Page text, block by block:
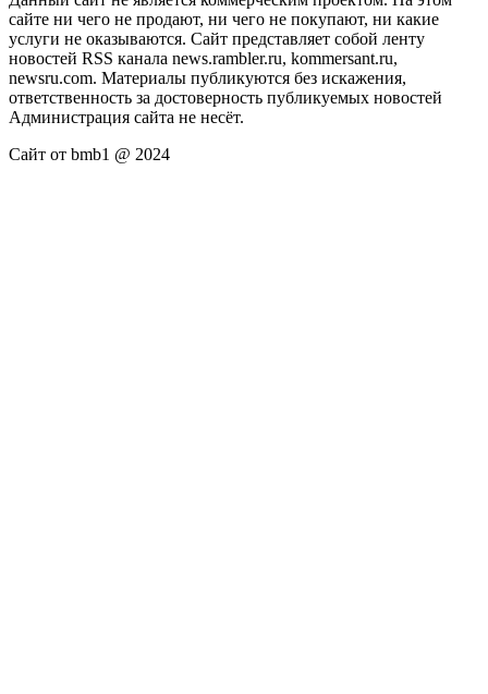
сайте ни чего не продают, ни чего не покупают, ни какие
услуги не оказываются. Сайт представляет собой ленту
новостей RSS канала news.rambler.ru, kommersant.ru,
newsru.com. Материалы публикуются без искажения,
ответственность за достоверность публикуемых новостей
Администрация сайта не несёт.
Сайт от bmb1 @ 2024